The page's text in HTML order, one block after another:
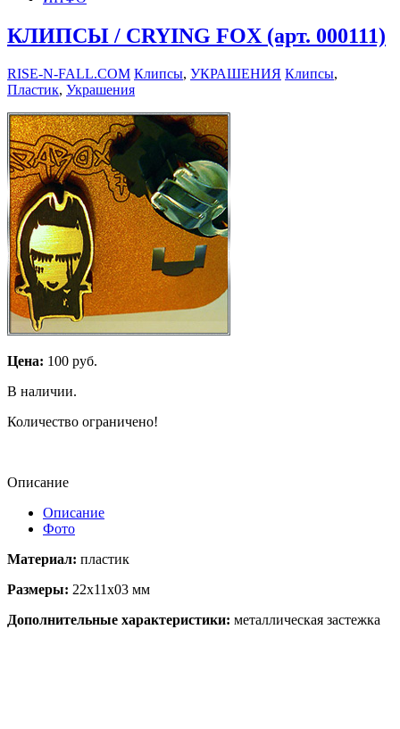
КЛИПСЫ / CRYING FOX (арт. 000111)
RISE-N-FALL.COM Клипсы, УКРАШЕНИЯ Клипсы,
Пластик, Украшения
Цена: 100 руб.
В наличии.
Количество ограничено!
Описание
Описание
Фото
Материал: пластик
Размеры: 22x11x03 мм
Дополнительные характеристики: металлическая застежка